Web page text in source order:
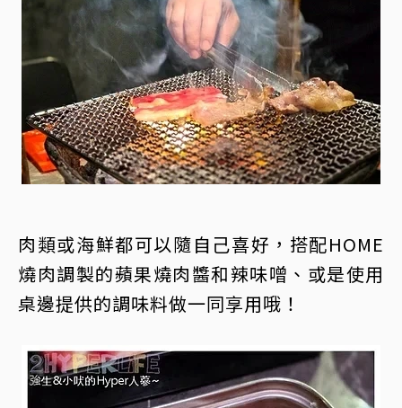
肉類或海鮮都可以隨自己喜好，搭配HOME
燒肉調製的蘋果燒肉醬和辣味噌、或是使用
桌邊提供的調味料做一同享用哦！